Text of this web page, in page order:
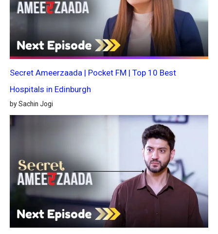
Secret Ameerzaada | Pocket FM | Top 10 Best
Hospitals in Edinburgh
by Sachin Jogi